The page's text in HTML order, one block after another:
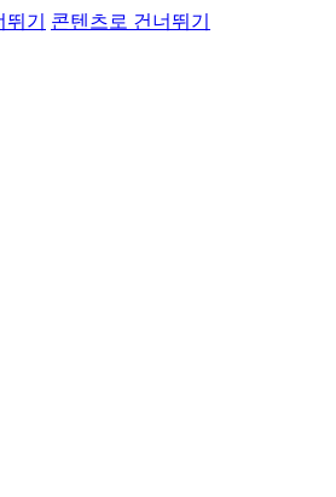
기 콘텐츠로 건너뛰기